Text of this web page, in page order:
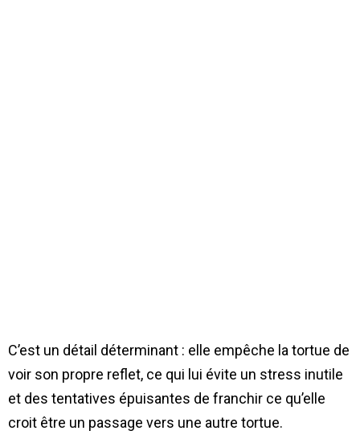
C’est un détail déterminant : elle empêche la tortue de
voir son propre reflet, ce qui lui évite un stress inutile
et des tentatives épuisantes de franchir ce qu’elle
croit être un passage vers une autre tortue.